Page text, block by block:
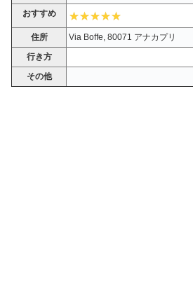
おすすめ
住所
Via Boffe, 80071 アナカプリ
行き方
その他